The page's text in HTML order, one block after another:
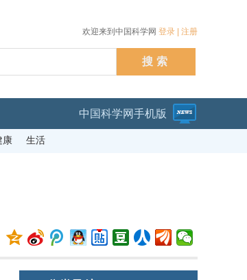
欢迎来到中国科学网 登录 注册
中国科学网手机版
康 生活